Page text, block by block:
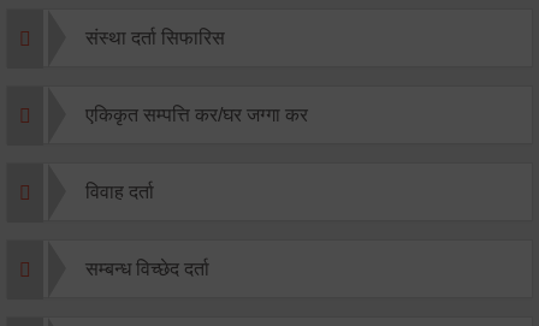
संस्था दर्ता सिफारिस
एकिकृत सम्पत्ति कर/घर जग्गा कर
विवाह दर्ता
सम्बन्ध विच्छेद दर्ता